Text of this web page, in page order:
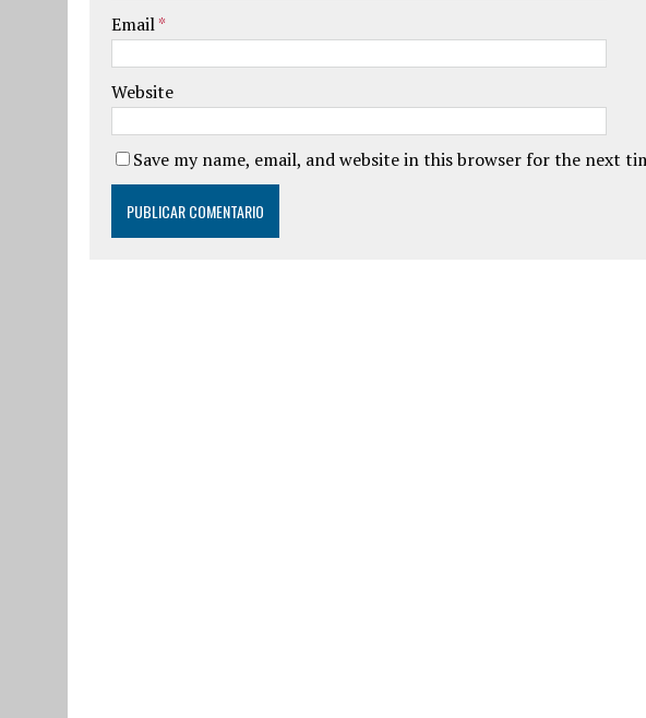
Email*
Website
Save my name, email, and website in this browser for the next